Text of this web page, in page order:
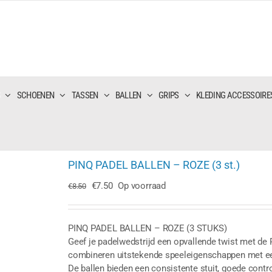
SCHOENEN TASSEN BALLEN GRIPS KLEDING
PINQ PADEL BALLEN – ROZE (3 st.)
€8.50
Oorspronkelijke
was:
€8.50.
€7.50Huidige
is:
€7.50.
Op voorraad
PINQ PADEL BALLEN – ROZE (3 STUKS)
Geef je padelwedstrijd een opvallende twist met de
combineren uitstekende speeleigenschappen met
De ballen bieden een consistente stuit, goede